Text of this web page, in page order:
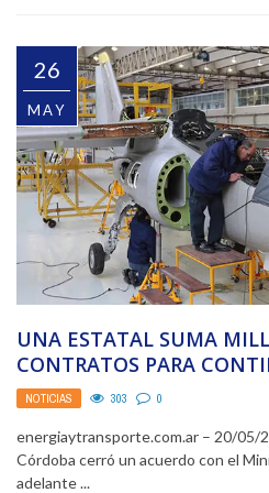
26
MAY
UNA ESTATAL SUMA
CONTRATOS PARA
PRODUCCIÓN DE
NOTICIAS 303 0
energiaytransporte.com.ar – 20/05/
Córdoba cerró un acuerdo con el
adelante ...